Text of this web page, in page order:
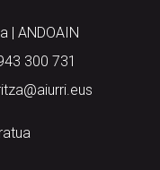
| ANDOAIN
300 731